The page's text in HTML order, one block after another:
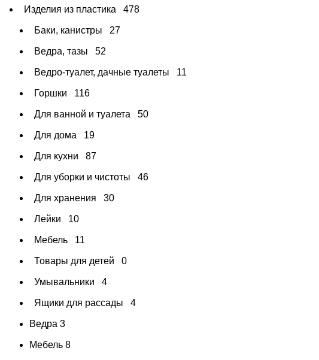
Изделия из пластика 478
Баки, канистры 27
Ведра, тазы 52
Ведро-туалет, дачные туалеты 11
Горшки 116
Для ванной и туалета 50
Для дома 19
Для кухни 87
Для уборки и чистоты 46
Для хранения 30
Лейки 10
Мебель 11
Товары для детей 0
Умывальники 4
Ящики для рассады 4
Ведра 3
Мебель 8